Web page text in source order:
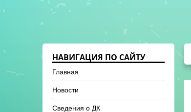
НАВИГАЦИЯ ПО САЙТУ
Главная
Новости
Сведения о ДК